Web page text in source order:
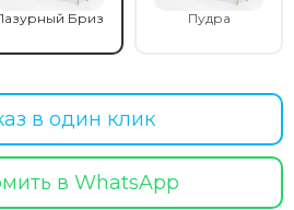
Бриз Пудра
в WhatsApp
в один клик